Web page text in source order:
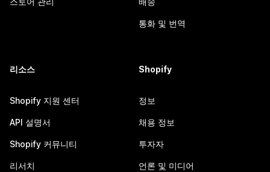
통화 및 번역
리소스
Shopify 지원 센터
API 설명서
Shopify 커뮤니티
리서치
Shopify
정보
채용 정보
투자자
언론 및 미디어